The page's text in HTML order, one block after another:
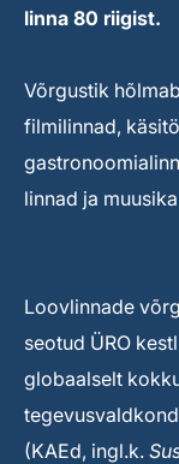
linna 80 riigist.
Võrgustik
filmilinnad,
linnad ja
Loovlinnade
seotud ÜRO
globaalselt
(KAEd, ingl.k.